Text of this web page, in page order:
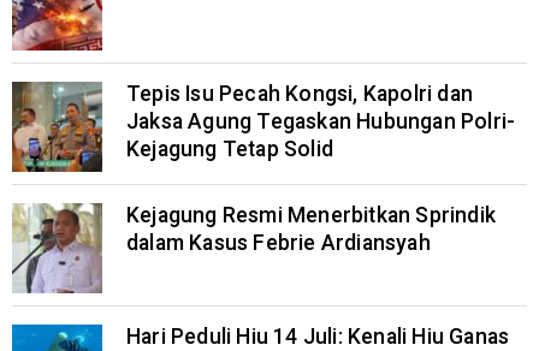
Tepis Isu Pecah Kongsi, Kapolri dan
Jaksa Agung Tegaskan Hubungan Polri-
Kejagung Tetap Solid
Kejagung Resmi Menerbitkan Sprindik
dalam Kasus Febrie Ardiansyah
Hari Peduli Hiu 14 Juli: Kenali Hiu Ganas